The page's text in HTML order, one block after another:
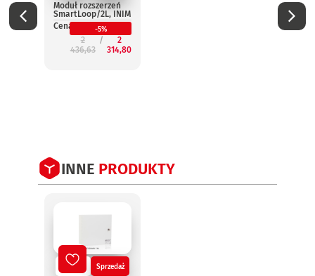
Moduł rozszerzeń
SmartLoop/2L, INIM
Cena:
-5%
2
436,63
2
314,80
INIM
INNE PRODUKTY
Nowy Sprzedaż